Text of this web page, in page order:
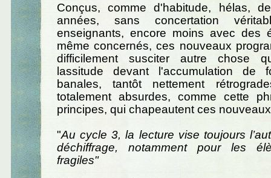
Conçus, comme d'habitude, hélas,
années, sans concertation
enseignants, encore moins avec des
même concernés, ces nouveaux
difficilement susciter autre chose
lassitude devant l'accumulation de
banales, tantôt nettement
totalement absurdes, comme cette
principes, qui chapeautent ces
"Au cycle 3, la lecture vise toujours
déchiffrage, notamment pour les
fragiles"